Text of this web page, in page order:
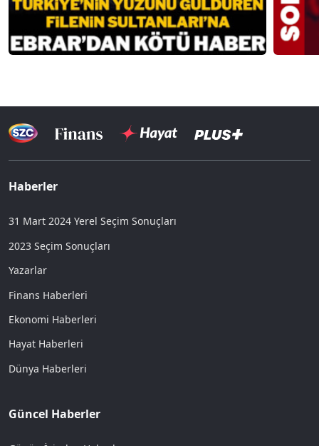
Haberler
31 Mart 2024 Yerel Seçim Sonuçları
2023 Seçim Sonuçları
Yazarlar
Finans Haberleri
Ekonomi Haberleri
Hayat Haberleri
Dünya Haberleri
Güncel Haberler